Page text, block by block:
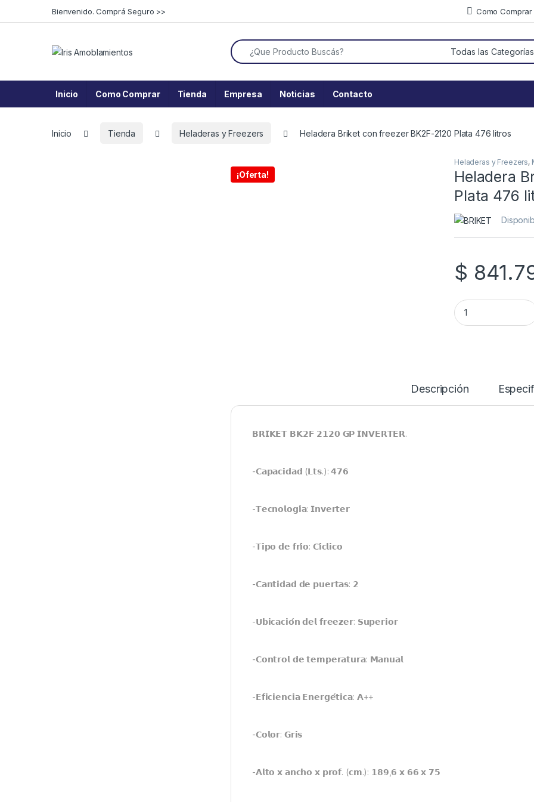
Bienvenido. Comprá Seguro >> Como Comprar
Search for:
Inicio Como Comprar Tienda Empresa Noticias Contacto
Inicio Tienda Heladeras y Freezers Heladera Briket con freezer BK2F-2120 Plata 476 litros
¡Oferta!
Heladeras y Freezers,
Heladera
Plata 476
$
Heladera Briket
Descripción
𝗕𝗥𝗜𝗞𝗘𝗧 𝗕𝗞𝟮𝗙 𝟮𝟭𝟮𝟬 𝗚𝗣 𝗜𝗡𝗩𝗘𝗥𝗧𝗘𝗥.
-𝗖𝗮𝗽𝗮𝗰𝗶𝗱𝗮𝗱 (𝗟𝘁𝘀.): 𝟰𝟳𝟲
-𝗧𝗲𝗰𝗻𝗼𝗹𝗼𝗴𝗶́𝗮: 𝗜𝗻𝘃𝗲𝗿𝘁𝗲𝗿
-𝗧𝗶𝗽𝗼 𝗱𝗲 𝗳𝗿𝗶́𝗼: 𝗖𝗶́𝗰𝗹𝗶𝗰𝗼
-𝗖𝗮𝗻𝘁𝗶𝗱𝗮𝗱 𝗱𝗲 𝗽𝘂𝗲𝗿𝘁𝗮𝘀: 𝟮
-𝗨𝗯𝗶𝗰𝗮𝗰𝗶𝗼́𝗻 𝗱𝗲𝗹 𝗳𝗿𝗲𝗲𝘇𝗲𝗿: 𝗦𝘂𝗽𝗲𝗿𝗶𝗼𝗿
-𝗖𝗼𝗻𝘁𝗿𝗼𝗹 𝗱𝗲 𝘁𝗲𝗺𝗽𝗲𝗿𝗮𝘁𝘂𝗿𝗮: 𝗠𝗮𝗻𝘂𝗮𝗹
-𝗘𝗳𝗶𝗰𝗶𝗲𝗻𝗰𝗶𝗮 𝗘𝗻𝗲𝗿𝗴𝗲́𝘁𝗶𝗰𝗮: 𝗔++
-𝗖𝗼𝗹𝗼𝗿: 𝗚𝗿𝗶𝘀
-𝗔𝗹𝘁𝗼 𝘅 𝗮𝗻𝗰𝗵𝗼 𝘅 𝗽𝗿𝗼𝗳. (𝗰𝗺.): 𝟭𝟴𝟵,𝟲 𝘅 𝟲𝟲 𝘅 𝟳𝟱